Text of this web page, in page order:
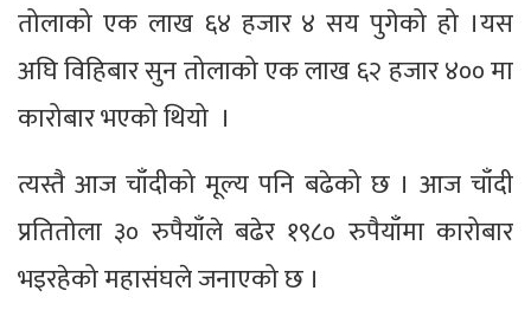
तोलाको एक लाख ६४ हजार ४ सय पुगेको हो ।यस
अघि विहिबार सुन तोलाको एक लाख ६२ हजार ४०० मा
कारोबार भएको थियो ।
त्यस्तै आज चाँदीको मूल्य पनि बढेको छ । आज चाँदी
प्रतितोला ३० रुपैयाँले बढेर १९८० रुपैयाँमा कारोबार
भइरहेको महासंघले जनाएको छ ।